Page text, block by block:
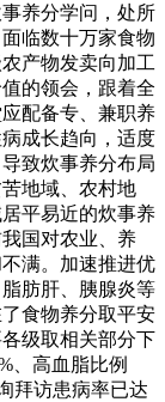
养分学问，处所
临数十万家食物
产物发卖向加工
的领会，跟着全
配备专、兼职养
成长趋向，适度
致炊事养分布局
地域、农村地
平易近的炊事养
国对农业、养
满。加速推进优
肪肝、胰腺炎等
食物养分取平安
级取相关部分下
、高血脂比例
拜访患病率已达